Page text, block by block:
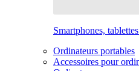
Smartphones,
Ordinateurs portables
Accessoires pour